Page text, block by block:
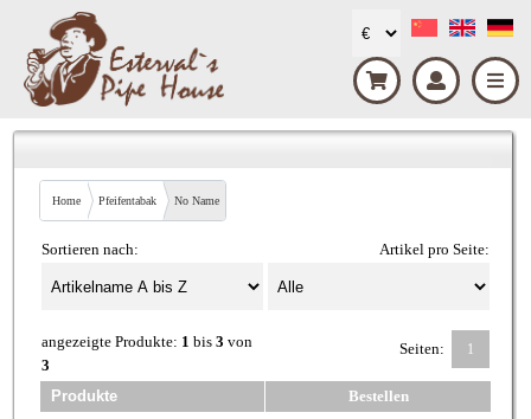
Home Pfeifentabak No Name
Sortieren nach: Artikel pro Seite:
angezeigte Produkte: 1 bis 3 von
3
Seiten: 1
Produkte Bestellen